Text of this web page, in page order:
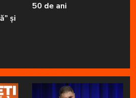
și
50 de ani